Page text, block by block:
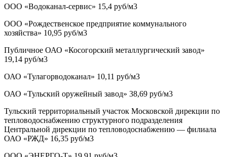
ООО «Водоканал-сервис» 15,4 руб/м3
ООО «Рождественское предприятие коммунального
хозяйства» 10,95 руб/м3
Публичное ОАО «Косогорский металлургический завод»
19,14 руб/м3
ОАО «Тулагорводоканал» 10,11 руб/м3
ОАО «Тульский оружейный завод» 38,69 руб/м3
Тульский территориальный участок Московской дирекции по
тепловодоснабжению структурного подразделения
Центральной дирекции по тепловодоснабжению — филиала
ОАО «РЖД» 16,35 руб/м3